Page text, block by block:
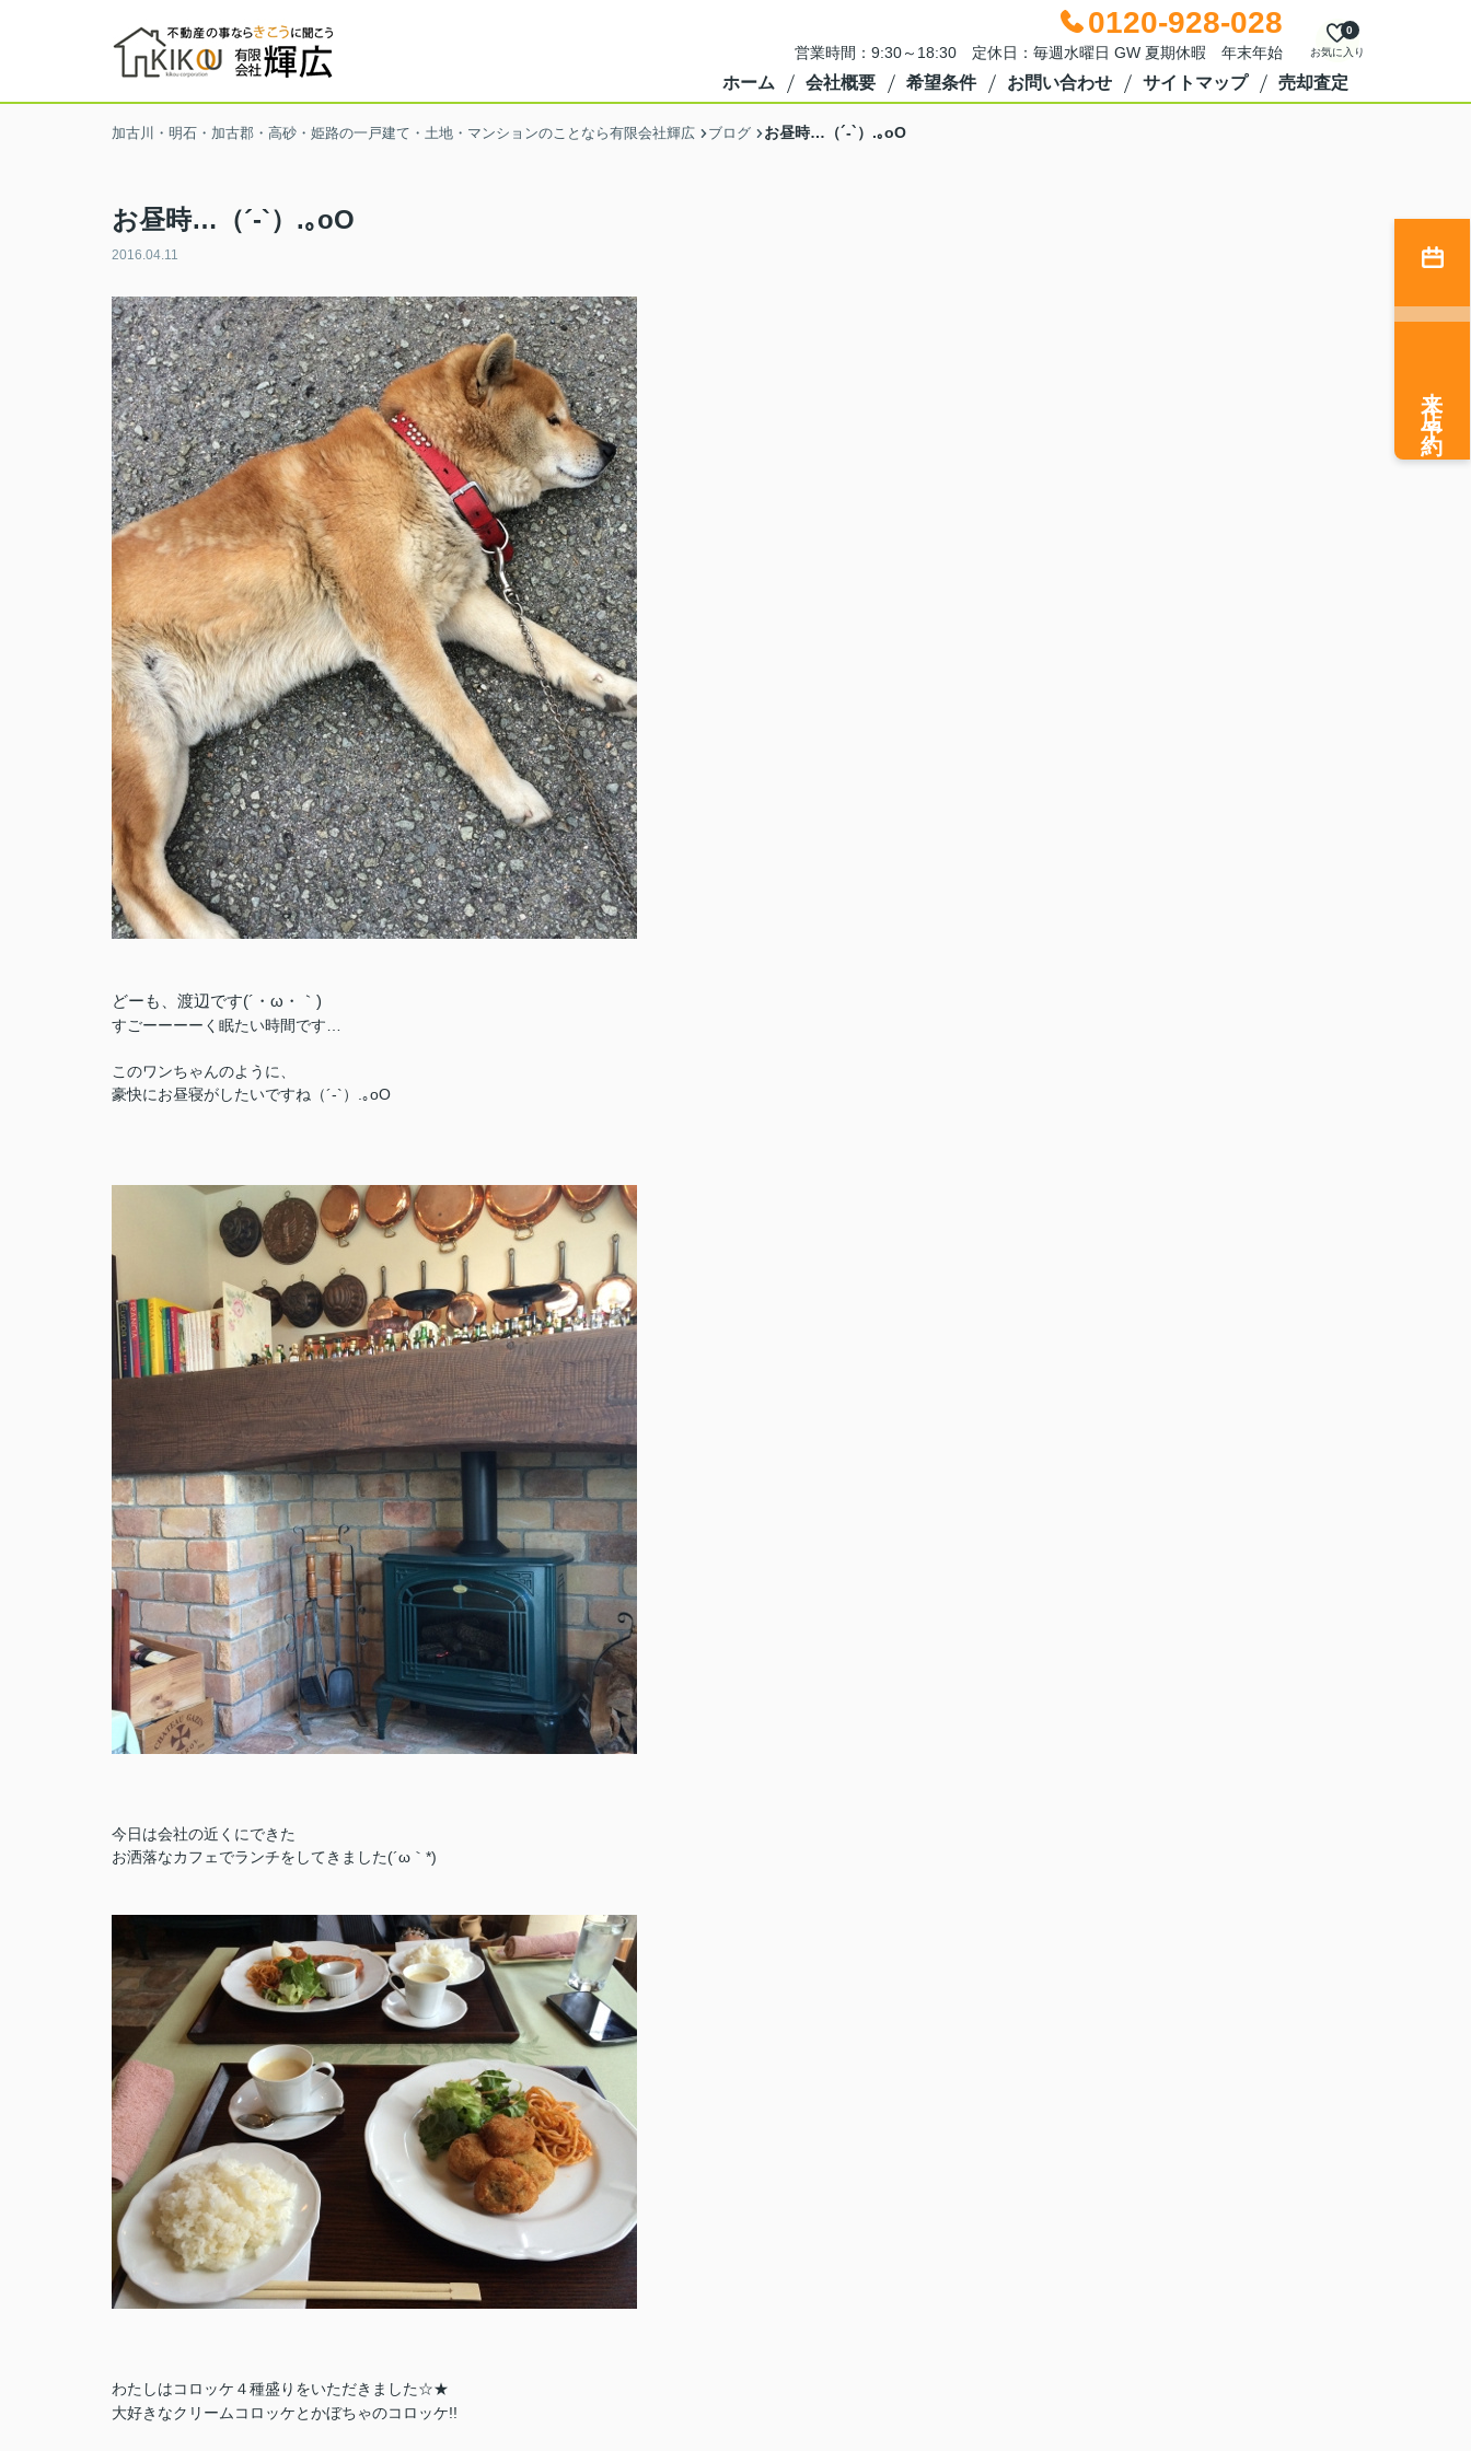
0120-928-028
営業時間：9:30～18:30 定休日：毎週水曜日 GW 夏期休暇 年末年始 お気に入り
0
ホーム 会社概要 希望条件 お問い合わせ サイトマップ 売却査定
加古川・明石・加古郡・高砂・姫路の一戸建て・土地・マンションのことなら有限会社輝広 ブログ お昼時…（´-`）.｡oO
お昼時…（´-`）.｡oO
2016.04.11
どーも、渡辺です(´・ω・｀)
すごーーーーく眠たい時間です…
このワンちゃんのように、
豪快にお昼寝がしたいですね（´-`）.｡oO
今日は会社の近くにできた
お洒落なカフェでランチをしてきました(´ω｀*)
わたしはコロッケ４種盛りをいただきました☆★
大好きなクリームコロッケとかぼちゃのコロッケ!!
来店予約